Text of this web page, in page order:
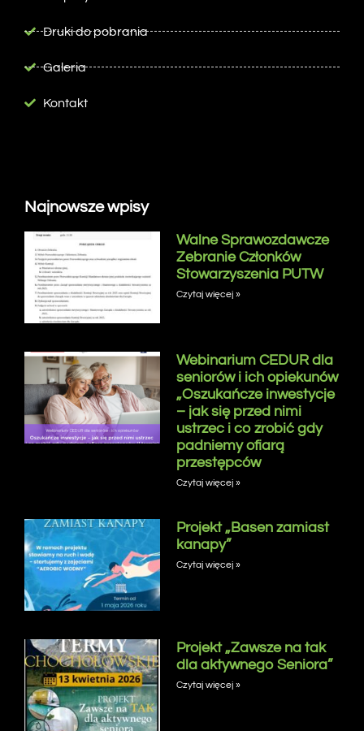
Druki do pobrania
Galeria
Kontakt
Najnowsze wpisy
Walne Sprawozdawcze
Zebranie Członków
Stowarzyszenia PUTW
Czytaj więcej »
Webinarium CEDUR dla
seniorów i ich opiekunów
„Oszukańcze inwestycje
– jak się przed nimi
ustrzec i co zrobić gdy
padniemy ofiarą
przestępców
Czytaj więcej »
Projekt „Basen zamiast
kanapy”
Czytaj więcej »
Projekt „Zawsze na tak
dla aktywnego Seniora”
Czytaj więcej »